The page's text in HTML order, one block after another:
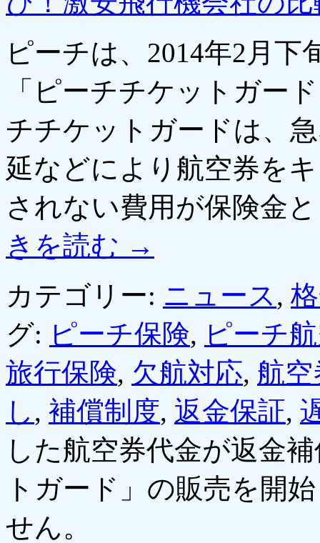
ピーチは、2014年2月
「ピーチチケットガー
チチケットガードは、
延などにより航空券を
されない費用が保険金
きを読む →
カテゴリー: ニュース,
グ: ピーチ保険, ピーチ
旅行保険, 欠航対応, 航
し , 補償制度, 返金保証,
した航空券代金が返金
トガード」の販売を開
せん。